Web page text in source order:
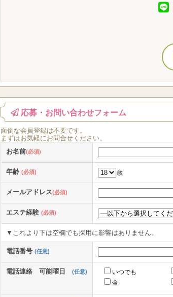
応募・お問い合わせフォーム
面倒な会員登録は不要です。
まずはお気軽にお問合せください。
お名前(必須)
年齢 (必須) 歳
メールアドレス(必須)
エステ経験 (必須)
▼これより下は空欄でも採用に影響はありません。
電話番号 (任意)
電話連絡 可能曜日 (任意) いつでも
金